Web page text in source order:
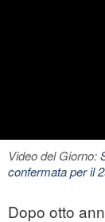
Video del Giorno:
confermata per il
Dopo otto